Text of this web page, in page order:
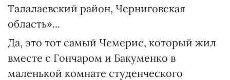
Талалаевский район, Черниговская
область»...
Да, это тот самый Чемерис, который жил
вместе с Гончаром и Бакуменко в
маленькой комнате студенческого